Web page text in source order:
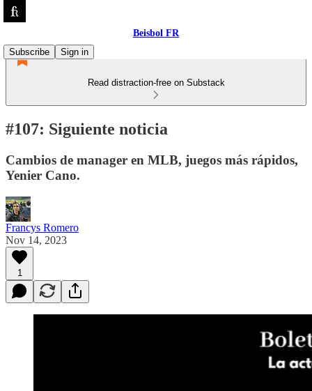
Beisbol FR
Subscribe
Sign in
Read distraction-free on Substack
#107: Siguiente noticia
Cambios de manager en MLB, juegos más rápidos,
Yenier Cano.
Francys Romero
Nov 14, 2023
1